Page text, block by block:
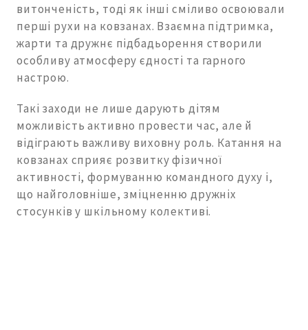
витонченість, тоді як інші сміливо освоювали
перші рухи на ковзанах. Взаємна підтримка,
жарти та дружнє підбадьорення створили
особливу атмосферу єдності та гарного
настрою.
Такі заходи не лише дарують дітям
можливість активно провести час, але й
відіграють важливу виховну роль. Катання на
ковзанах сприяє розвитку фізичної
активності, формуванню командного духу і,
що найголовніше, зміцненню дружніх
стосунків у шкільному колективі.